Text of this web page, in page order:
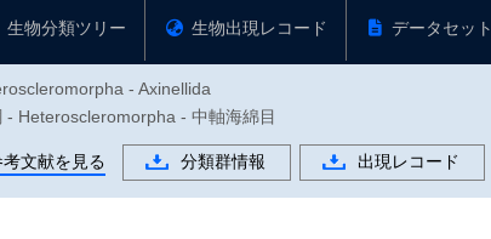
生物分類ツリー 生物出現レコード データセット
- Axinellida
Heteroscleromorpha - 中軸海綿目
考文献を見る 分類群情報 出現レコード